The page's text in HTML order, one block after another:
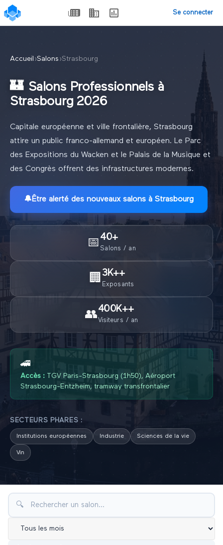
Se connecter
Accueil ›Salons ›Strasbourg
🏰 Salons Professionnels à
Strasbourg 2026
Capitale européenne et ville frontalière, Strasbourg
attire un public franco-allemand et européen. Le Parc
des Expositions du Wacken et le Palais de la Musique et
des Congrès offrent des infrastructures modernes.
🔔Être alerté des nouveaux salons à Strasbourg
📅 40+
Salons / an
🏢 3K++
Exposants
👥400K++
Visiteurs / an
🚄
Accès :
TGV Paris-Strasbourg (1h50), Aéroport
Strasbourg-Entzheim, tramway transfrontalier
SECTEURS PHARES :
Institutions européennes Industrie Sciences de la vie
Vin
🔍